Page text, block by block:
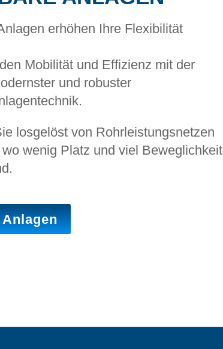
erhöhen Ihre Flexibilität
Mobilität und Effizienz mit der
und robuster
losgelöst von Rohrleistungsnetzen
wenig Platz und viel Beweglichkeit